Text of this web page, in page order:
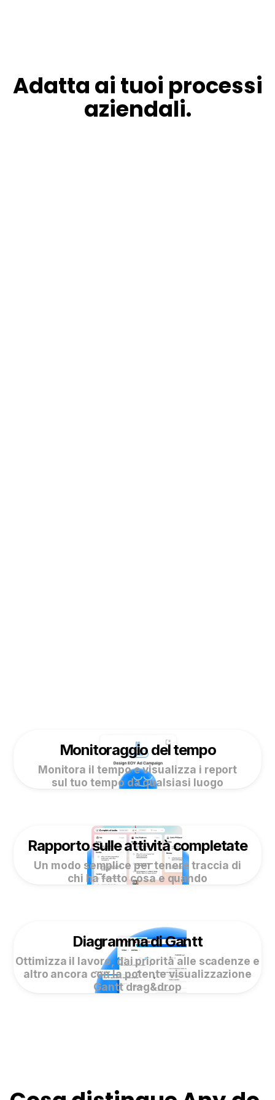
Adatta ai tuoi processi
aziendali.
Monitoraggio del tempo
Monitora il tempo e visualizza i report
sul tuo tempo da qualsiasi luogo
Rapporto sulle attività completate
Un modo semplice per tenere traccia di
chi ha fatto cosa e quando
Diagramma di Gantt
Ottimizza il lavoro, dai priorità alle scadenze e
altro ancora con la potente visualizzazione
Gantt drag&drop